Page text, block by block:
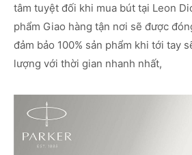
tâm tuyệt đối khi mua bút tại Leon
phẩm Giao hàng tận nơi sẽ được
đảm bảo 100% sản phẩm khi tới tay
lượng với thời gian nhanh nhất,